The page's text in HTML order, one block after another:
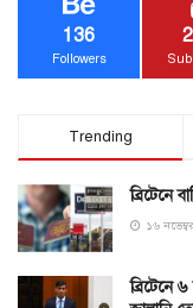
136
Followers
Trending
ব্রিটেনে
১৬
ব্রিটেনে